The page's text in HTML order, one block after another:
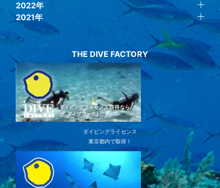
2022年
2021年
THE DIVE FACTORY
ダイビングライセンス
東京都内で取得！